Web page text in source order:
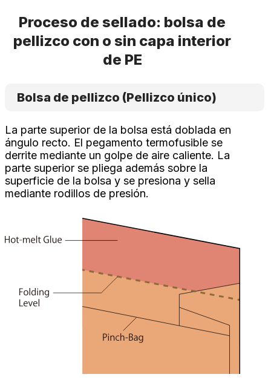
Proceso de sellado: bolsa de
pellizco con o sin capa interior
de PE
Bolsa de pellizco (Pellizco único)
La parte superior de la bolsa está doblada en
ángulo recto. El pegamento termofusible se
derrite mediante un golpe de aire caliente. La
parte superior se pliega además sobre la
superficie de la bolsa y se presiona y sella
mediante rodillos de presión.